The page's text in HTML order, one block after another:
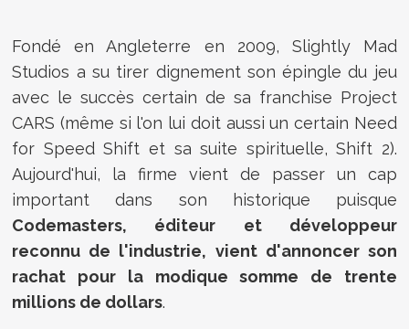
Fondé en Angleterre en 2009, Slightly Mad
Studios a su tirer dignement son épingle du jeu
avec le succès certain de sa franchise Project
CARS (même si l'on lui doit aussi un certain Need
for Speed Shift et sa suite spirituelle, Shift 2).
Aujourd'hui, la firme vient de passer un cap
important dans son historique puisque
Codemasters, éditeur et développeur
reconnu de l'industrie, vient d'annoncer son
rachat pour la modique somme de trente
millions de dollars.